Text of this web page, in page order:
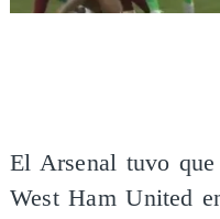
El Arsenal tuvo
West Ham United